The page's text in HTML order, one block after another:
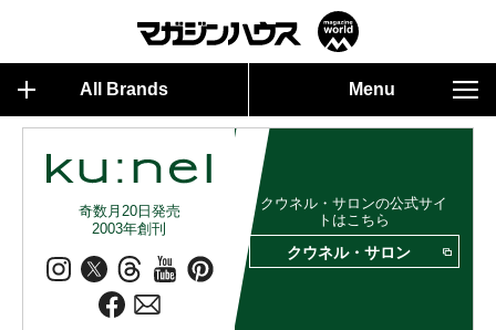
All Brands Menu
奇数月20日発売
2003年創刊
クウネル・サロンの公式サイ
トはこちら
クウネル・サロン